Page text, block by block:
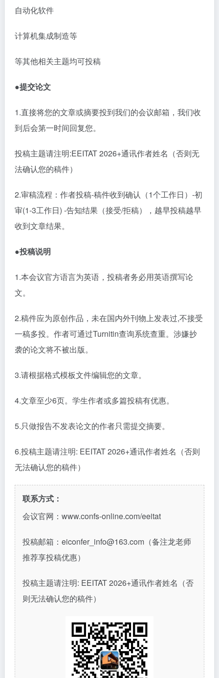
自动化软件
计算机集成制造等
等其他相关主题均可投稿
●提交论文
1.直接将您的文章或摘要投到我们的会议邮箱，我们收
到后会第一时间回复您。
投稿主题请注明:EEITAT 2026+通讯作者姓名（否则无
法确认您的稿件）
2.审稿流程：作者投稿-稿件收到确认（1个工作日）-初
审(1-3工作日) -告知结果（接受/拒稿），越早投稿越早
收到文章结果。
●投稿说明
1.本会议官方语言为英语，投稿者务必用英语撰写论
文。
2.稿件应为原创作品，未在国内外刊物上发表过,不接受
一稿多投。作者可通过Turnitin查询系统查重。涉嫌抄
袭的论文将不被出版。
3.请根据格式模板文件编辑您的文章。
4.文章至少6页。学生作者或多篇投稿有优惠。
5.只做报告不发表论文的作者只需提交摘要。
6.投稿主题请注明: EEITAT 2026+通讯作者姓名（否则
无法确认您的稿件）
联系方式：
会议官网： www.confs-online.com/eeitat
投稿邮箱： eiconfer_info@163.com（备注龙老师
推荐享投稿优惠）
投稿主题请注明: EEITAT 2026+通讯作者姓名（否
则无法确认您的稿件）